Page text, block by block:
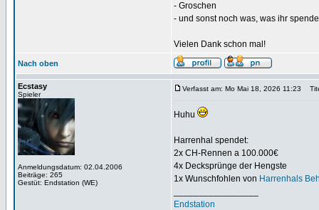
- Groschen
- und sonst noch was, was ihr
Vielen Dank schon mal!
Nach oben
Ecstasy
Spieler
Anmeldungsdatum: 02.04.2006
Beiträge: 265
Gestüt: Endstation (WE)
Verfasst am: Mo Mai 18, 2026 11:23
Huhu
Harrenhal spendet:
2x CH-Rennen a 100.000€
4x Decksprünge der Hengste
1x Wunschfohlen von Harrenhals
Endstation